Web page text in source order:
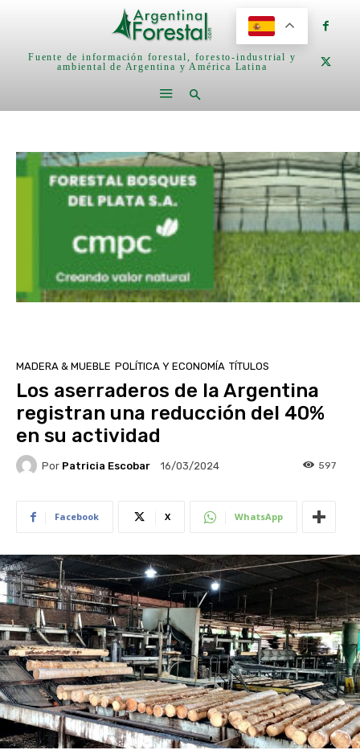
Fuente de información forestal, foresto-industrial y
ambiental de Argentina y América Latina
MADERA & MUEBLE POLÍTICA Y ECONOMÍA TÍTULOS
Los aserraderos de la Argentina
registran una reducción del 40%
en su actividad
Por Patricia Escobar 16/03/2024 597
Facebook X WhatsApp